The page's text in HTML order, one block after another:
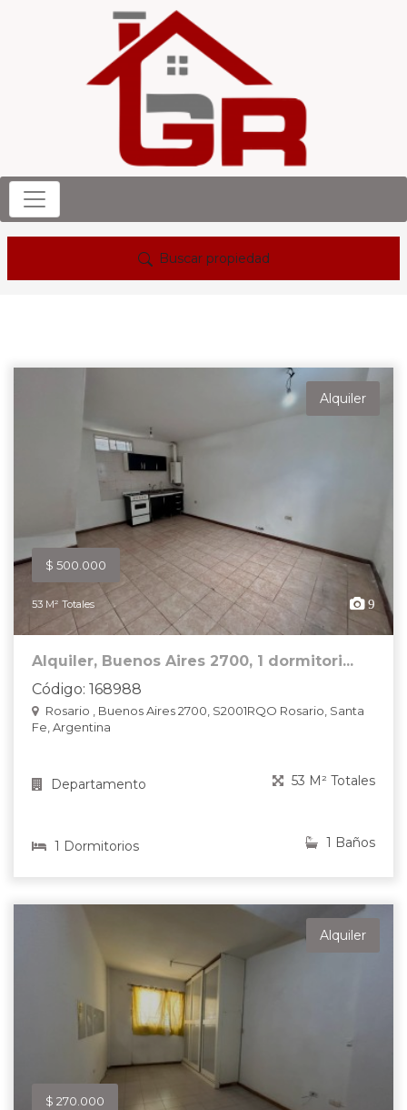
Buscar propiedad
Alquiler
$ 500.000
53 M² Totales 9
Alquiler, Buenos Aires 2700, 1 dormitori...
Código: 168988
Rosario , Buenos Aires 2700, S2001RQO Rosario, Santa
Fe, Argentina
Departamento 53 M² Totales
1 Dormitorios 1 Baños
Alquiler
$ 270.000